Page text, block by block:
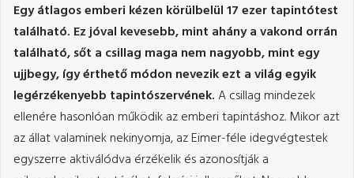
Egy átlagos emberi kézen körülbelül 17 ezer tapintótest
található. Ez jóval kevesebb, mint ahány a vakond orrán
található, sőt a csillag maga nem nagyobb, mint egy
ujjbegy, így érthető módon nevezik ezt a világ egyik
legérzékenyebb tapintószervének.A csillag mindezek
ellenére hasonlóan működik az emberi tapintáshoz. Mikor azt
az állat valaminek nekinyomja, az Eimer-féle idegvégtestek
egyszerre aktiválódva érzékelik és azonosítják a